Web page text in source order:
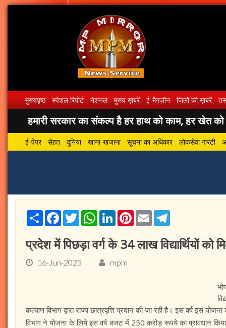
मुख्यपृष्ठ स्पेशल रिपोर्ट नेशनल मुख्य ख़बरें ई-मैगज़ीन जिलों की ख़बरें
हमारी सरकार का संकल्प है हर हाथ को काम, हर खेत को
ई-पेपर सेहत दुनिया खाना-खजाना सूचना का अधिकार लोकसेवा गारंटी
ShareFacebook
TwitterWhatsApp
LinkedInPinterest
Email
प्रदेश में पिछड़ा वर्ग के 34 लाख विद्यार्थियों को
16-Jun-2023 mpm
कल्याण विभाग द्वारा राज्य छात्रवृत्ति प्रदान की जा रही है। इस वर्ष इस
विभाग ने योजना के लिये इस वर्ष बजट में 250 करोड़ रूपये का प्रावधान किया